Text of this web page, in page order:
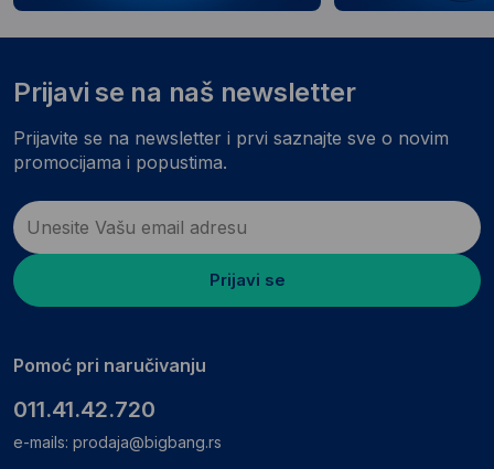
Prijavi se na naš newsletter
Prijavite se na newsletter i prvi saznajte sve o novim
promocijama i popustima.
Prijavi se
Pomoć pri naručivanju
011.41.42.720
e-mails: prodaja@bigbang.rs